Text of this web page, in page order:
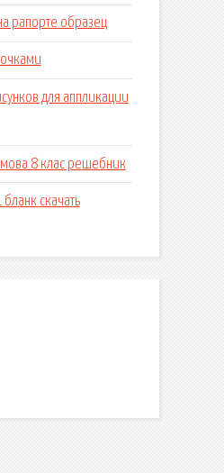
рапорте образец
для аппликации
мова 8 клас решебник
скачать